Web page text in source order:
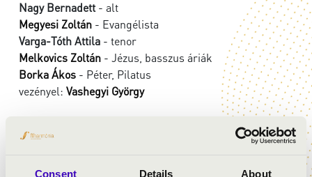
Consent Details About
Nagy Bernadett - alt
Megyesi Zoltán - Evangélista
Varga-Tóth Attila - tenor
Melkovics Zoltán - Jézus, basszus áriák
Borka Ákos - Péter, Pilatus
vezényel: Vashegyi György
MŰSOR: